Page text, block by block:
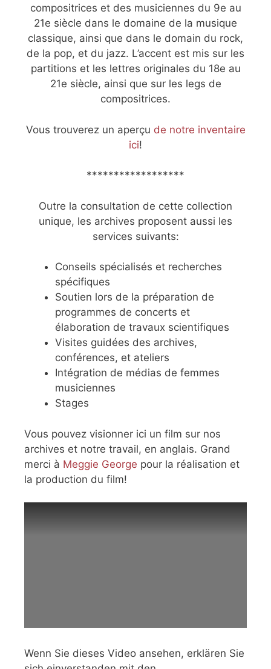
compositrices et des musiciennes du 9e au
21e siècle dans le domaine de la musique
classique, ainsi que dans le domain du rock,
de la pop, et du jazz. L’accent est mis sur les
partitions et les lettres originales du 18e au
21e siècle, ainsi que sur les legs de
compositrices.
Vous trouverez un aperçu de notre inventaire
ici!
******************
Outre la consultation de cette collection
unique, les archives proposent aussi les
services suivants:
Conseils spécialisés et recherches
spécifiques
Soutien lors de la préparation de
programmes de concerts et
élaboration de travaux scientifiques
Visites guidées des archives,
conférences, et ateliers
Intégration de médias de femmes
musiciennes
Stages
Vous pouvez visionner ici un film sur nos
archives et notre travail, en anglais. Grand
merci à Meggie George pour la réalisation et
la production du film!
Wenn Sie dieses Video ansehen, erklären Sie